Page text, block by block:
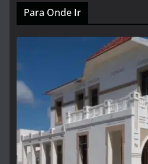
Para Onde Ir